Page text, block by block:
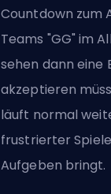
Countdown zum
Teams "GG" im
sehen dann eine
akzeptieren
läuft normal
frustrierter
Aufgeben bringt.